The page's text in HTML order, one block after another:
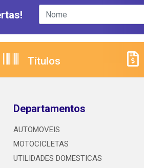
Títulos
Departamentos
AUTOMOVEIS
MOTOCICLETAS
UTILIDADES DOMESTICAS